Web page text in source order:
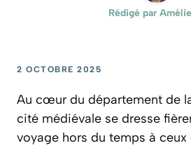
Rédigé par Amélie
2 OCTOBRE 2025
Au cœur du département de
cité médiévale se dresse
voyage hors du temps à